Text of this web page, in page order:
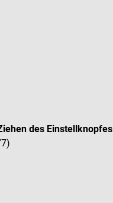
des Einstellknopfes